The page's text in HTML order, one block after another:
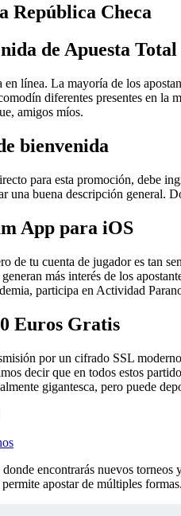
República Checa
de Apuesta Total
línea. La mayoría de los
diferentes presentes en
amigos míos.
bienvenida
para esta promoción, debe
una buena descripción general.
App para iOS
de tu cuenta de jugador es tan
más interés de los
participa en Actividad
Euros Gratis
por un cifrado SSL
decir que en todos estos
gigantesca, pero puede
encontrarás nuevos
apostar de múltiples